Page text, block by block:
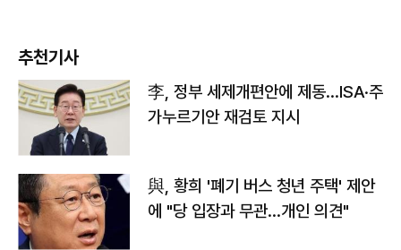
추천기사
李, 정부 세제개편안에 제동…ISA·주
가누르기안 재검토 지시
與, 황희 '폐기 버스 청년 주택' 제안
에 "당 입장과 무관…개인 의견"